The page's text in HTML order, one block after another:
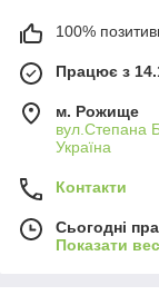
100%
Працює з
м. Рожище
вул.Степана
Україна
Контакти
Сьогодні
Показати